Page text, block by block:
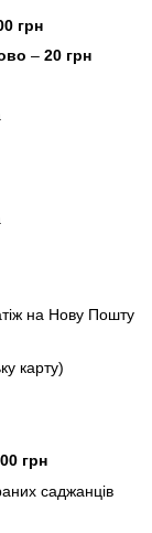
грн
– 20 грн
на Нову Пошту
карту)
грн
саджанців